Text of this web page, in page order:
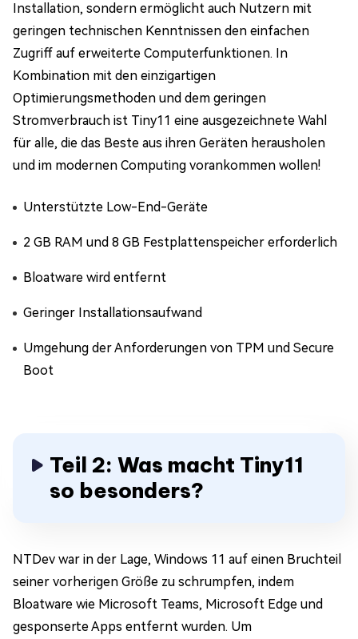
Installation, sondern ermöglicht auch Nutzern mit
geringen technischen Kenntnissen den einfachen
Zugriff auf erweiterte Computerfunktionen. In
Kombination mit den einzigartigen
Optimierungsmethoden und dem geringen
Stromverbrauch ist Tiny11 eine ausgezeichnete Wahl
für alle, die das Beste aus ihren Geräten herausholen
und im modernen Computing vorankommen wollen!
Unterstützte Low-End-Geräte
2 GB RAM und 8 GB Festplattenspeicher erforderlich
Bloatware wird entfernt
Geringer Installationsaufwand
Umgehung der Anforderungen von TPM und Secure
Boot
Teil 2: Was macht Tiny11
so besonders?
NTDev war in der Lage, Windows 11 auf einen Bruchteil
seiner vorherigen Größe zu schrumpfen, indem
Bloatware wie Microsoft Teams, Microsoft Edge und
gesponserte Apps entfernt wurden. Um